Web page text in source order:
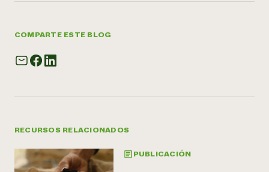
COMPARTE ESTE BLOG
RECURSOS RELACIONADOS
PUBLICACIÓN